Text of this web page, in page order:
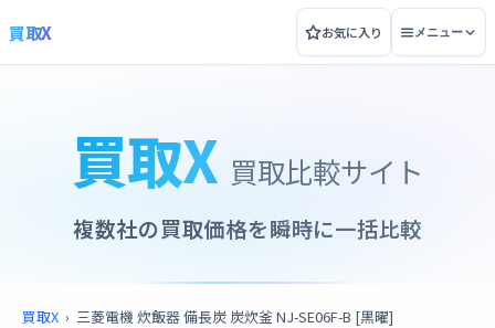
買取X お気に入り メニュー
買取X 買取比較サイト
複数社の買取価格を瞬時に一括比較
買取X › 三菱電機 炊飯器 備長炭 炭炊釜 NJ-SE06F-B [黒曜]